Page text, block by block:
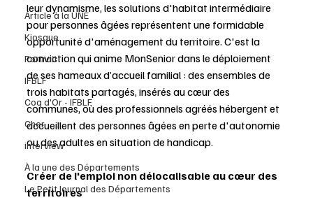
Article à la UNE
Kiosque
Portrait
IFBLF
Coq d'Or - IFBLF
Cher
interview
À la une des Départements
Le Petit Journal des Départements
leur dynamisme, les solutions d'habitat intermédiaire
pour personnes âgées représentent une formidable
opportunité d'aménagement du territoire. C'est la
conviction qui anime MonSenior dans le déploiement
de ses hameaux d’accueil familial : des ensembles de
trois habitats partagés, insérés au cœur des
communes, où des professionnels agréés hébergent et
accueillent des personnes âgées en perte d'autonomie
ou des adultes en situation de handicap.
Créer de l'emploi non délocalisable au cœur des
territoires